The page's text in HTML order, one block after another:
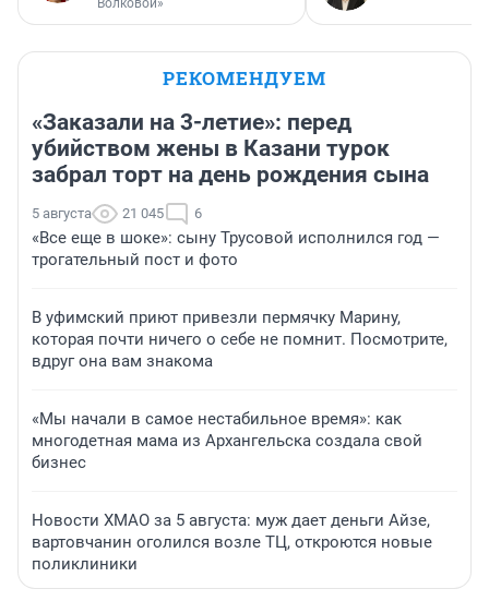
Волковой»
РЕКОМЕНДУЕМ
«Заказали на 3-летие»: перед
убийством жены в Казани турок
забрал торт на день рождения сына
5 августа 21 045 6
«Все еще в шоке»: сыну Трусовой исполнился год —
трогательный пост и фото
В уфимский приют привезли пермячку Марину,
которая почти ничего о себе не помнит. Посмотрите,
вдруг она вам знакома
«Мы начали в самое нестабильное время»: как
многодетная мама из Архангельска создала свой
бизнес
Новости ХМАО за 5 августа: муж дает деньги Айзе,
вартовчанин оголился возле ТЦ, откроются новые
поликлиники